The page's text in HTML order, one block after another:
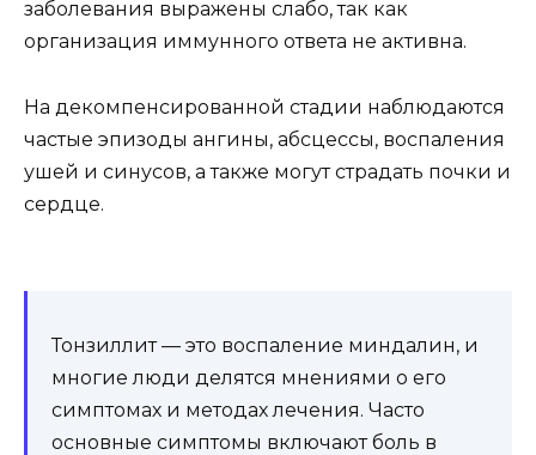
заболевания выражены слабо, так как
организация иммунного ответа не активна.
На декомпенсированной стадии наблюдаются
частые эпизоды ангины, абсцессы, воспаления
ушей и синусов, а также могут страдать почки и
сердце.
Тонзиллит — это воспаление миндалин, и
многие люди делятся мнениями о его
симптомах и методах лечения. Часто
основные симптомы включают боль в